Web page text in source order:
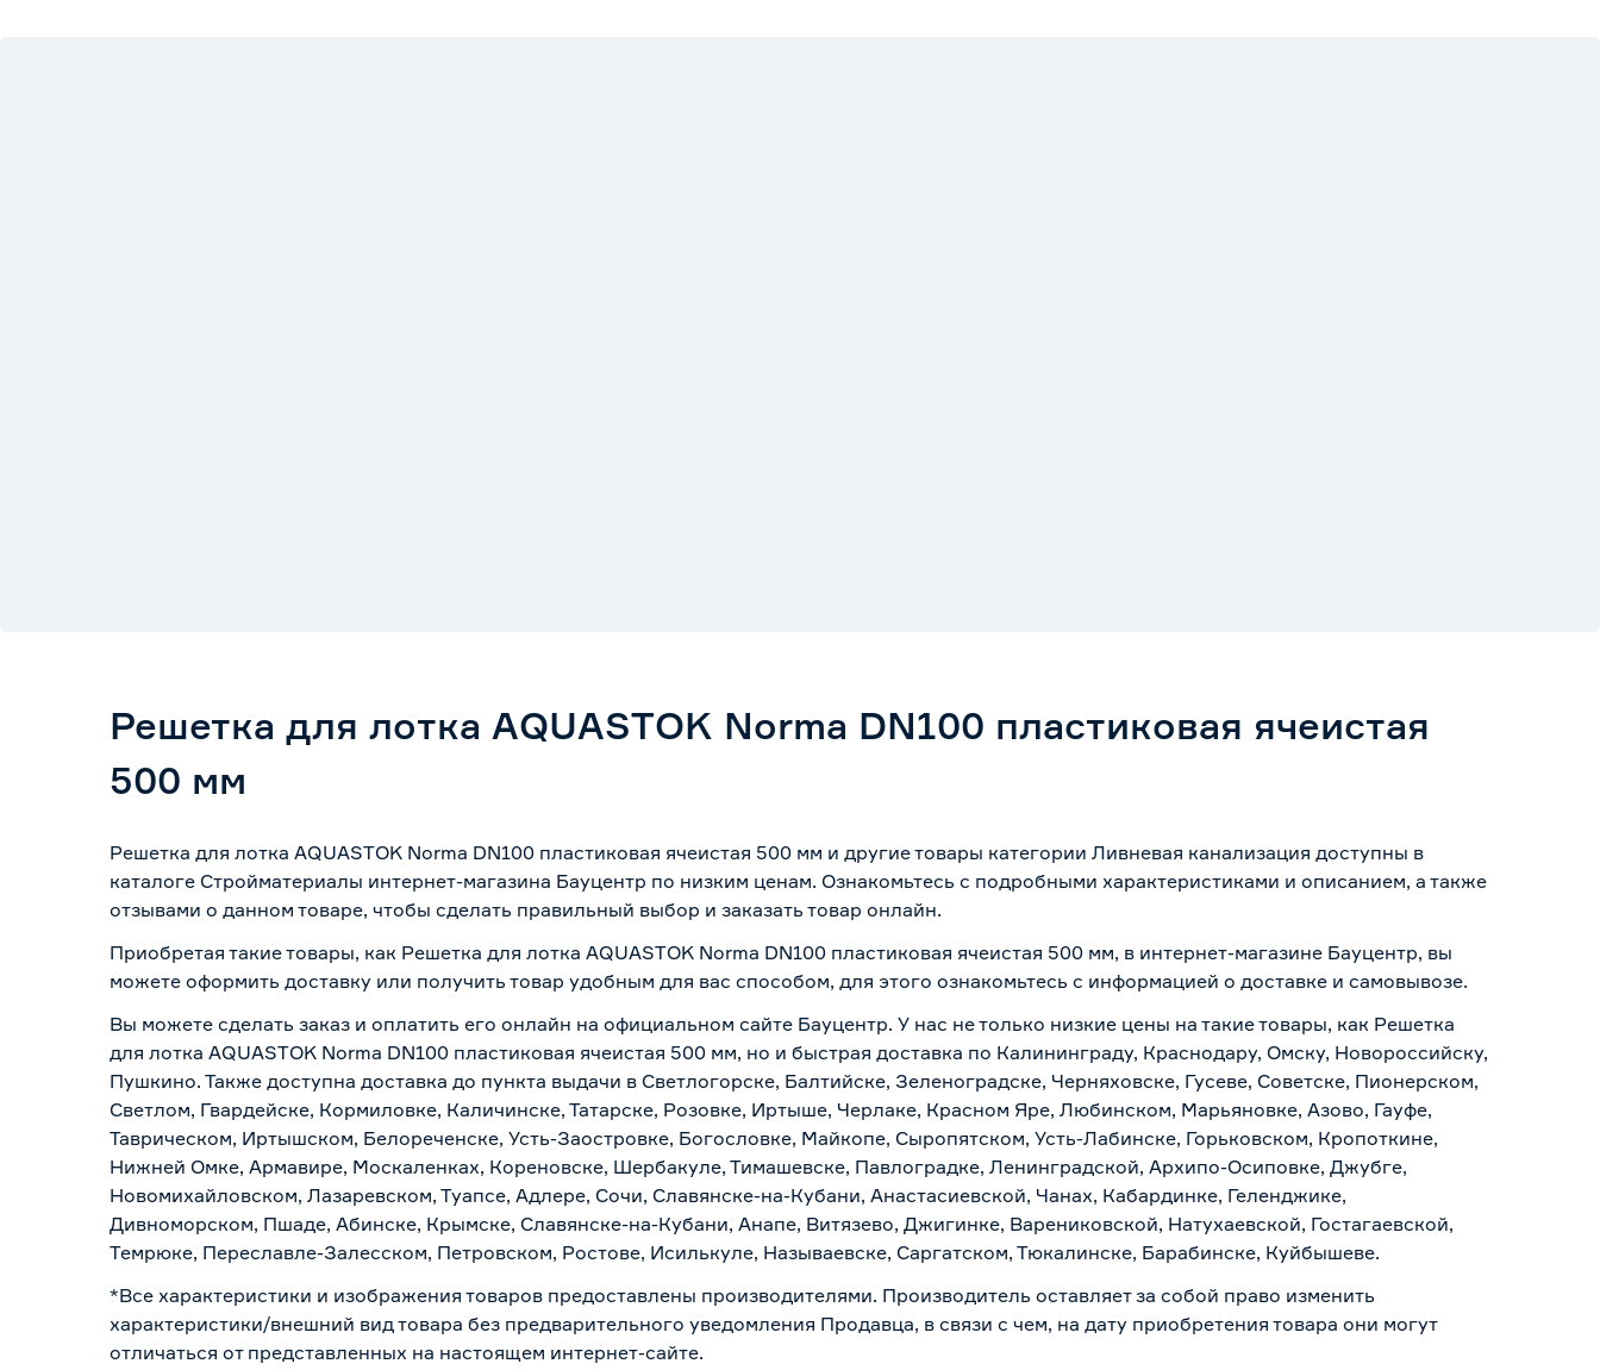
Решетка для лотка AQUASTOK Norma DN100 пластиковая ячеистая
500 мм
Решетка для лотка AQUASTOK Norma DN100 пластиковая ячеистая 500 мм и другие товары категории Ливневая канализация доступны в
каталоге Стройматериалы интернет-магазина Бауцентр по низким ценам. Ознакомьтесь с подробными характеристиками и описанием, а также
отзывами о данном товаре, чтобы сделать правильный выбор и заказать товар онлайн.
Приобретая такие товары, как Решетка для лотка AQUASTOK Norma DN100 пластиковая ячеистая 500 мм, в интернет-магазине Бауцентр, вы
можете оформить доставку или получить товар удобным для вас способом, для этого ознакомьтесь с информацией о доставке и самовывозе.
Вы можете сделать заказ и оплатить его онлайн на официальном сайте Бауцентр. У нас не только низкие цены на такие товары, как Решетка
для лотка AQUASTOK Norma DN100 пластиковая ячеистая 500 мм, но и быстрая доставка по Калининграду, Краснодару, Омску, Новороссийску,
Пушкино. Также доступна доставка до пункта выдачи в Светлогорске, Балтийске, Зеленоградске, Черняховске, Гусеве, Советске, Пионерском,
Светлом, Гвардейске, Кормиловке, Каличинске, Татарске, Розовке, Иртыше, Черлаке, Красном Яре, Любинском, Марьяновке, Азово, Гауфе,
Таврическом, Иртышском, Белореченске, Усть-Заостровке, Богословке, Майкопе, Сыропятском, Усть-Лабинске, Горьковском, Кропоткине,
Нижней Омке, Армавире, Москаленках, Кореновске, Шербакуле, Тимашевске, Павлоградке, Ленинградской, Архипо-Осиповке, Джубге,
Новомихайловском, Лазаревском, Туапсе, Адлере, Сочи, Славянске-на-Кубани, Анастасиевской, Чанах, Кабардинке, Геленджике,
Дивноморском, Пшаде, Абинске, Крымске, Славянске-на-Кубани, Анапе, Витязево, Джигинке, Варениковской, Натухаевской, Гостагаевской,
Темрюке, Переславле-Залесском, Петровском, Ростове, Исилькуле, Называевске, Саргатском, Тюкалинске, Барабинске, Куйбышеве.
*Все характеристики и изображения товаров предоставлены производителями. Производитель оставляет за собой право изменить
характеристики/внешний вид товара без предварительного уведомления Продавца, в связи с чем, на дату приобретения товара они могут
отличаться от представленных на настоящем интернет-сайте.